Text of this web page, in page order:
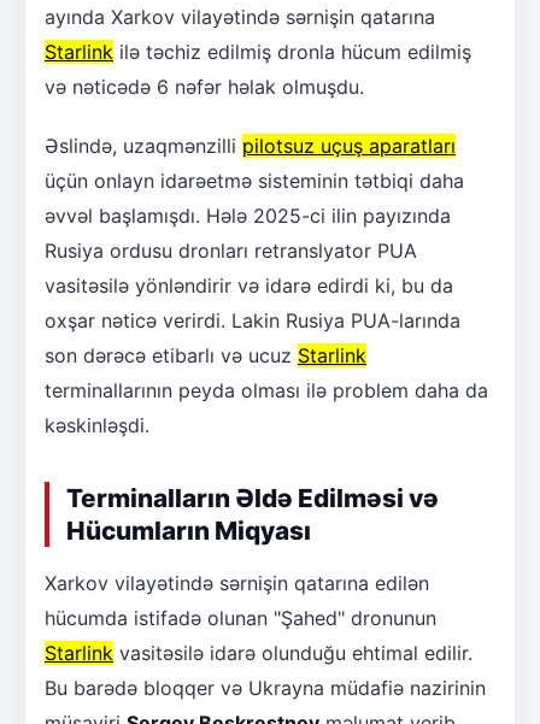
ayında Xarkov vilayətində sərnişin qatarına
Starlink ilə təchiz edilmiş dronla hücum edilmiş
və nəticədə 6 nəfər həlak olmuşdu.
Əslində, uzaqmənzilli pilotsuz uçuş aparatları
üçün onlayn idarəetmə sisteminin tətbiqi daha
əvvəl başlamışdı. Hələ 2025-ci ilin payızında
Rusiya ordusu dronları retranslyator PUA
vasitəsilə yönləndirir və idarə edirdi ki, bu da
oxşar nəticə verirdi. Lakin Rusiya PUA-larında
son dərəcə etibarlı və ucuz Starlink
terminallarının peyda olması ilə problem daha da
kəskinləşdi.
Terminalların Əldə Edilməsi və
Hücumların Miqyası
Xarkov vilayətində sərnişin qatarına edilən
hücumda istifadə olunan "Şahed" dronunun
Starlink vasitəsilə idarə olunduğu ehtimal edilir.
Bu barədə bloqqer və Ukrayna müdafiə nazirinin